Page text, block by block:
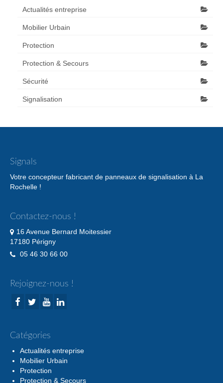
Actualités entreprise
Mobilier Urbain
Protection
Protection & Secours
Sécurité
Signalisation
Signals
Votre concepteur fabricant de panneaux de signalisation à La
Rochelle !
Contactez-nous !
16 Avenue Bernard Moitessier
17180 Périgny
05 46 30 66 00
Rejoignez-nous !
Catégories
Actualités entreprise
Mobilier Urbain
Protection
Protection & Secours